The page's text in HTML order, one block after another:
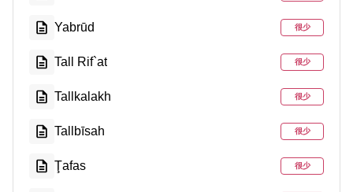
Yabrūd 很少
Tall Rif`at 很少
Tallkalakh 很少
Tallbīsah 很少
Ţafas 很少